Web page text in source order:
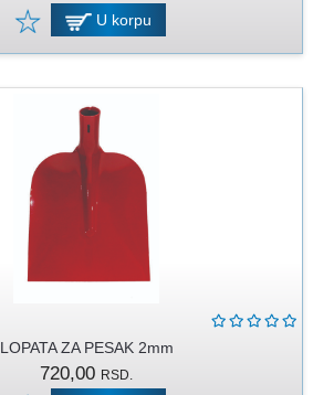
U korpu
LOPATA ZA PESAK 2mm
720,00 RSD.